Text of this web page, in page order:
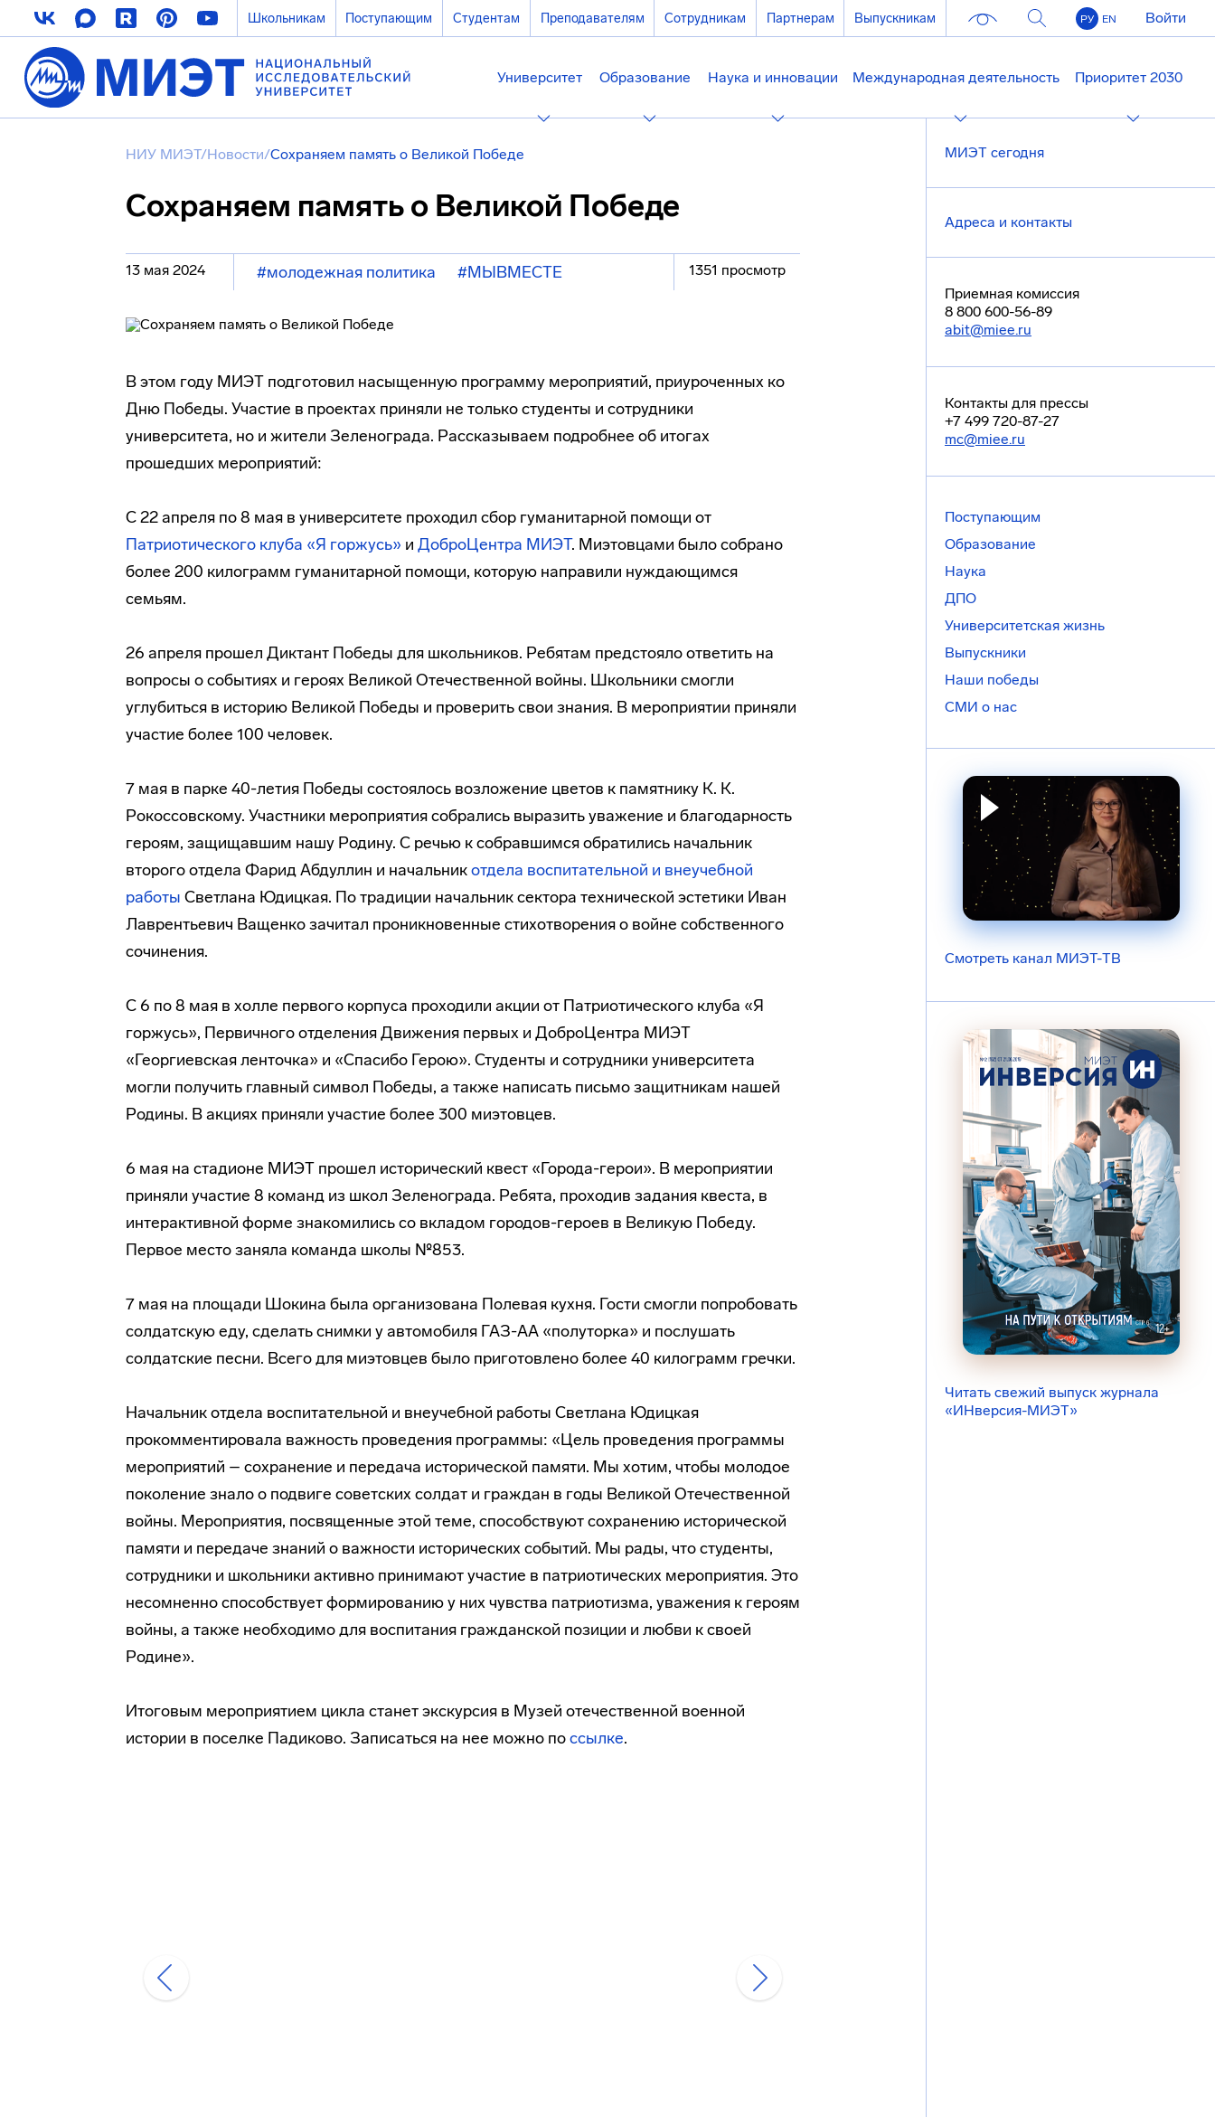
Школьникам Поступающим Студентам Преподавателям Сотрудникам Партнерам Выпускникам РУ EN Войти
Университет Образование Наука и инновации Международная деятельность Приоритет 2030
НИУ МИЭТ/Новости/Сохраняем память о Великой Победе
Сохраняем память о Великой Победе
13 мая 2024 #молодежная политика #МЫВМЕСТЕ 1351 просмотр
В этом году МИЭТ подготовил насыщенную программу мероприятий, приуроченных ко
Дню Победы. Участие в проектах приняли не только студенты и сотрудники
университета, но и жители Зеленограда. Рассказываем подробнее об итогах
прошедших мероприятий:
С 22 апреля по 8 мая в университете проходил сбор гуманитарной помощи от
Патриотического клуба «Я горжусь» и ДоброЦентра МИЭТ. Миэтовцами было собрано
более 200 килограмм гуманитарной помощи, которую направили нуждающимся
семьям.
26 апреля прошел Диктант Победы для школьников. Ребятам предстояло ответить на
вопросы о событиях и героях Великой Отечественной войны. Школьники смогли
углубиться в историю Великой Победы и проверить свои знания. В мероприятии приняли
участие более 100 человек.
7 мая в парке 40-летия Победы состоялось возложение цветов к памятнику К. К.
Рокоссовскому. Участники мероприятия собрались выразить уважение и благодарность
героям, защищавшим нашу Родину. С речью к собравшимся обратились начальник
второго отдела Фарид Абдуллин и начальникотдела воспитательной и внеучебной
работы Светлана Юдицкая. По традиции начальник сектора технической эстетики Иван
Лаврентьевич Ващенко зачитал проникновенные стихотворения о войне собственного
сочинения.
С 6 по 8 мая в холле первого корпуса проходили акции от Патриотического клуба «Я
горжусь», Первичного отделения Движения первых и ДоброЦентра МИЭТ
«Георгиевская ленточка» и «Спасибо Герою». Студенты и сотрудники университета
могли получить главный символ Победы, а также написать письмо защитникам нашей
Родины. В акциях приняли участие более 300 миэтовцев.
6 мая на стадионе МИЭТ прошел исторический квест «Города-герои». В мероприятии
приняли участие 8 команд из школ Зеленограда. Ребята, проходив задания квеста, в
интерактивной форме знакомились со вкладом городов-героев в Великую Победу.
Первое место заняла команда школы №853.
7 мая на площади Шокина была организована Полевая кухня. Гости смогли попробовать
солдатскую еду, сделать снимки у автомобиля ГАЗ-АА «полуторка» и послушать
солдатские песни. Всего для миэтовцев было приготовлено более 40 килограмм гречки.
Начальник отдела воспитательной и внеучебной работы Светлана Юдицкая
прокомментировала важность проведения программы: «Цель проведения программы
мероприятий – сохранение и передача исторической памяти. Мы хотим, чтобы молодое
поколение знало о подвиге советских солдат и граждан в годы Великой Отечественной
войны. Мероприятия, посвященные этой теме, способствуют сохранению исторической
памяти и передаче знаний о важности исторических событий. Мы рады, что студенты,
сотрудники и школьники активно принимают участие в патриотических мероприятия. Это
несомненно способствует формированию у них чувства патриотизма, уважения к героям
войны, а также необходимо для воспитания гражданской позиции и любви к своей
Родине».
Итоговым мероприятием цикла станет экскурсия в Музей отечественной военной
истории в поселке Падиково. Записаться на нее можно поссылке.
МИЭТ сегодня
Адреса и контакты
Приемная комиссия
8 800 600-56-89
abit@miee.ru
Контакты для прессы
+7 499 720-87-27
mc@miee.ru
Поступающим
Образование
Наука
ДПО
Университетская жизнь
Выпускники
Наши победы
СМИ о нас
Смотреть канал МИЭТ-ТВ
Читать свежий выпуск журнала
«ИНверсия-МИЭТ»